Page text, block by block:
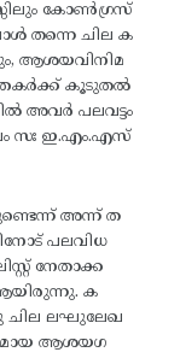
കോൺഗ്രസ്
തന്നെ ചില ക
ആശയവിനിമ
കൂടുതൽ
അവർ പലവട്ടം
സഃ ഇ.എം.എസ്
അന്ന് ത
പലവിധ
നേതാക്ക
ആയിരുന്നു. ക
ചില ലഘുലേഖ
ആശയഗ